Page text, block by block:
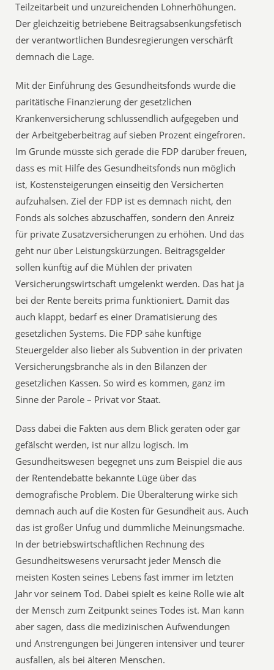
Teilzeitarbeit und unzureichenden Lohnerhöhungen.
Der gleichzeitig betriebene Beitragsabsenkungsfetisch
der verantwortlichen Bundesregierungen verschärft
demnach die Lage.
Mit der Einführung des Gesundheitsfonds wurde die
paritätische Finanzierung der gesetzlichen
Krankenversicherung schlussendlich aufgegeben und
der Arbeitgeberbeitrag auf sieben Prozent eingefroren.
Im Grunde müsste sich gerade die FDP darüber freuen,
dass es mit Hilfe des Gesundheitsfonds nun möglich
ist, Kostensteigerungen einseitig den Versicherten
aufzuhalsen. Ziel der FDP ist es demnach nicht, den
Fonds als solches abzuschaffen, sondern den Anreiz
für private Zusatzversicherungen zu erhöhen. Und das
geht nur über Leistungskürzungen. Beitragsgelder
sollen künftig auf die Mühlen der privaten
Versicherungswirtschaft umgelenkt werden. Das hat ja
bei der Rente bereits prima funktioniert. Damit das
auch klappt, bedarf es einer Dramatisierung des
gesetzlichen Systems. Die FDP sähe künftige
Steuergelder also lieber als Subvention in der privaten
Versicherungsbranche als in den Bilanzen der
gesetzlichen Kassen. So wird es kommen, ganz im
Sinne der Parole – Privat vor Staat.
Dass dabei die Fakten aus dem Blick geraten oder gar
gefälscht werden, ist nur allzu logisch. Im
Gesundheitswesen begegnet uns zum Beispiel die aus
der Rentendebatte bekannte Lüge über das
demografische Problem. Die Überalterung wirke sich
demnach auch auf die Kosten für Gesundheit aus. Auch
das ist großer Unfug und dümmliche Meinungsmache.
In der betriebswirtschaftlichen Rechnung des
Gesundheitswesens verursacht jeder Mensch die
meisten Kosten seines Lebens fast immer im letzten
Jahr vor seinem Tod. Dabei spielt es keine Rolle wie alt
der Mensch zum Zeitpunkt seines Todes ist. Man kann
aber sagen, dass die medizinischen Aufwendungen
und Anstrengungen bei Jüngeren intensiver und teurer
ausfallen, als bei älteren Menschen.